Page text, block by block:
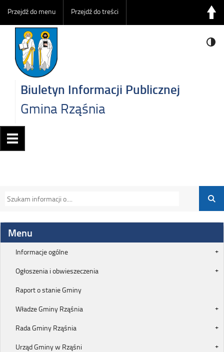
Przejdź do menu Przejdź do treści
Biuletyn Informacji Publicznej
Gmina Rząśnia
Menu
Informacje ogólne
Ogłoszenia i obwieszeczenia
Raport o stanie Gminy
Władze Gminy Rząśnia
Rada Gminy Rząśnia
Urząd Gminy w Rząśni